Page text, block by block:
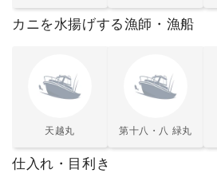
カニを水揚げする漁師・漁船
天越丸 第十八・八 緑丸
仕入れ・目利き